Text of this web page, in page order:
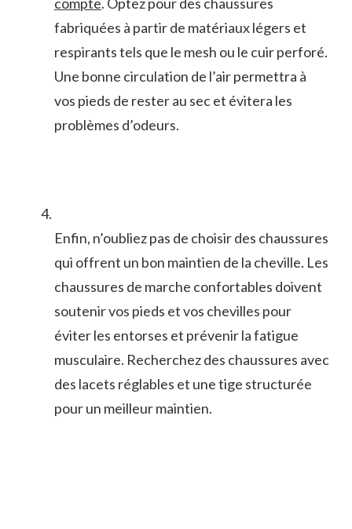
fabriquées à partir de matériaux légers et
respirants tels que le⁣ mesh ‌ou le cuir perforé.
Une bonne circulation de l’air permettra ‌à
vos pieds de rester​ au sec et évitera les
problèmes d’odeurs.
Enfin, n’oubliez pas de choisir⁣ des chaussures
qui offrent un bon ⁣maintien⁢ de la cheville. ⁢Les
chaussures de marche confortables doivent
soutenir‍ vos pieds et vos chevilles pour
éviter les entorses et prévenir la fatigue
musculaire. Recherchez des chaussures ‌avec
des ‌lacets réglables et‍ une tige⁢ structurée
pour ⁤un meilleur maintien.